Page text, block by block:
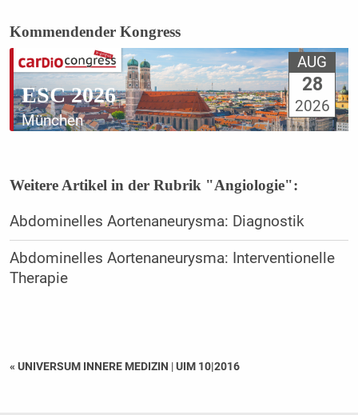
Kommendender Kongress
ESC 2026
München
AUG
28
2026
Weitere Artikel in der Rubrik "Angiologie":
Abdominelles Aortenaneurysma: Diagnostik
Abdominelles Aortenaneurysma: Interventionelle
Therapie
« UNIVERSUM INNERE MEDIZIN |UIM 10|2016